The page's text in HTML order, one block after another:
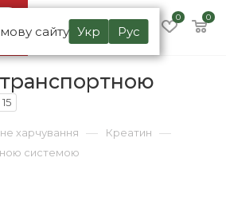
сайту Укр Рус
0 0
15
харчування — Креатин —
системою